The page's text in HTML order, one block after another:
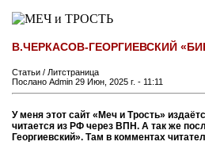
В.ЧЕРКАСОВ-ГЕОРГИЕВСКИЙ
Статьи / Литстраница
Послано Admin 29 Июн, 2025 г. - 11:11
У меня этот сайт «Меч и Трость»
читается из РФ через ВПН. А так же
Георгиевский». Там в комментах